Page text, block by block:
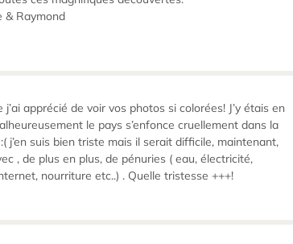
& Raymond
j’ai apprécié de voir vos photos si colorées! J’y étais en
le pays s’enfonce cruellement dans la
j’en suis bien triste mais il serait difficile, maintenant,
, de plus en plus, de pénuries ( eau, électricité,
nourriture etc..) . Quelle tristesse +++!